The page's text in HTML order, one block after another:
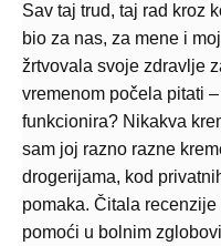
Sav taj trud, taj rad kroz
bio za nas, za mene i
žrtvovala svoje zdravlje
vremenom počela pitati
funkcionira? Nikakva
sam joj razno razne
drogerijama, kod
pomaka. Čitala
pomoći u bolnim